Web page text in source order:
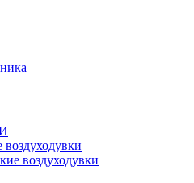
воздуходувки